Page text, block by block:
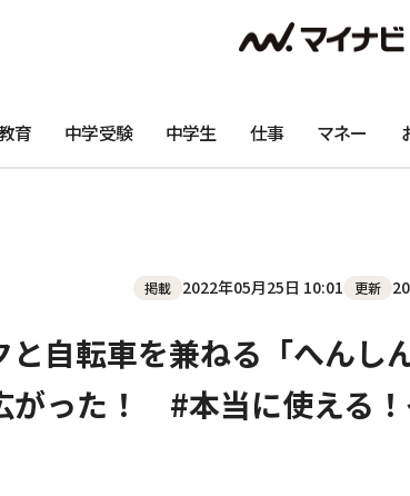
育 中学受験 中学生 仕事 マネー
掲載 2022年05月25日 10:01 更新
自転車を兼ねる「へんし
がった！ #本当に使える